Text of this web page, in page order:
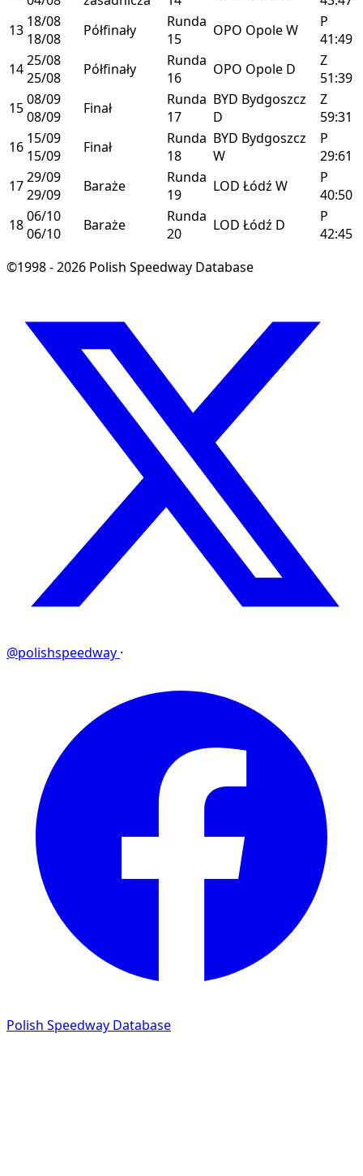
13 18/08
18/08
Półfinały
Runda
15
OPO OpoleW
P
41:49
1425/08
25/08
Półfinały
Runda
16
OPO Opole D
Z
51:39
1508/09
08/09
Finał
Runda
17
BYD Bydgoszcz
D
Z
59:31
16 15/09
15/09
Finał
Runda
18
BYD Bydgoszcz
W
P
29:61
1729/09
29/09
Baraże
Runda
19
LOD Łódź W
P
40:50
1806/10
06/10
Baraże
Runda
20
LOD Łódź D
P
42:45
©1998 - 2026 Polish Speedway Database
@polishspeedway ·
Polish Speedway Database